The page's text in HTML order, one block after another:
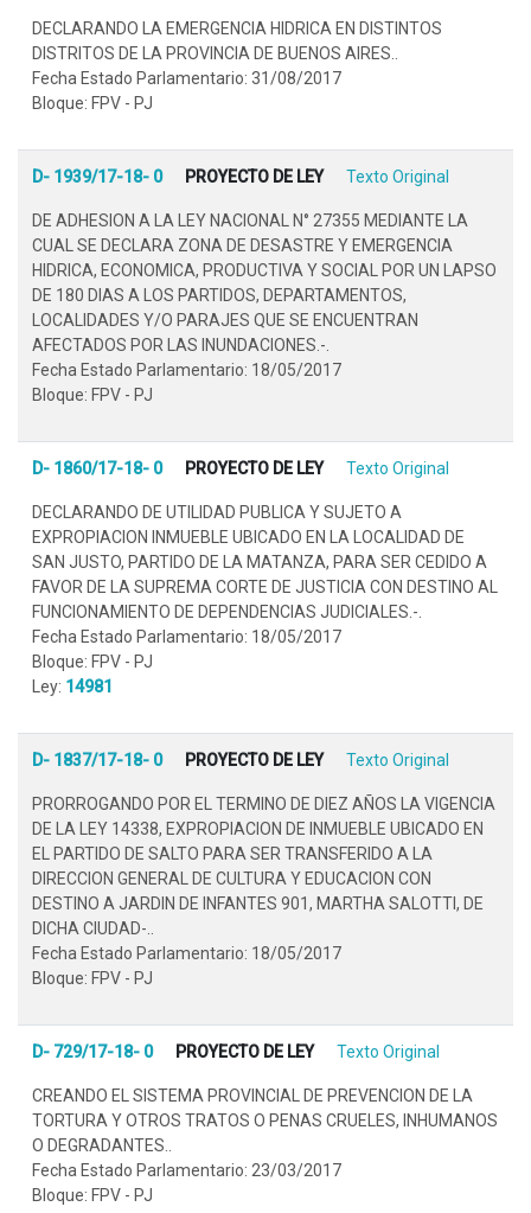
DECLARANDO LA EMERGENCIA HIDRICA EN DISTINTOS
DISTRITOS DE LA PROVINCIA DE BUENOS AIRES..
Fecha Estado Parlamentario: 31/08/2017
Bloque: FPV - PJ
D- 1939/17-18- 0 PROYECTO DE LEY Texto Original
DE ADHESION A LA LEY NACIONAL N° 27355 MEDIANTE LA
CUAL SE DECLARA ZONA DE DESASTRE Y EMERGENCIA
HIDRICA, ECONOMICA, PRODUCTIVA Y SOCIAL POR UN LAPSO
DE 180 DIAS A LOS PARTIDOS, DEPARTAMENTOS,
LOCALIDADES Y/O PARAJES QUE SE ENCUENTRAN
AFECTADOS POR LAS INUNDACIONES.-.
Fecha Estado Parlamentario: 18/05/2017
Bloque: FPV - PJ
D- 1860/17-18- 0 PROYECTO DE LEY Texto Original
DECLARANDO DE UTILIDAD PUBLICA Y SUJETO A
EXPROPIACION INMUEBLE UBICADO EN LA LOCALIDAD DE
SAN JUSTO, PARTIDO DE LA MATANZA, PARA SER CEDIDO A
FAVOR DE LA SUPREMA CORTE DE JUSTICIA CON DESTINO AL
FUNCIONAMIENTO DE DEPENDENCIAS JUDICIALES.-.
Fecha Estado Parlamentario: 18/05/2017
Bloque: FPV - PJ
Ley: 14981
D- 1837/17-18- 0 PROYECTO DE LEY Texto Original
PRORROGANDO POR EL TERMINO DE DIEZ AÑOS LA VIGENCIA
DE LA LEY 14338, EXPROPIACION DE INMUEBLE UBICADO EN
EL PARTIDO DE SALTO PARA SER TRANSFERIDO A LA
DIRECCION GENERAL DE CULTURA Y EDUCACION CON
DESTINO A JARDIN DE INFANTES 901, MARTHA SALOTTI, DE
DICHA CIUDAD-..
Fecha Estado Parlamentario: 18/05/2017
Bloque: FPV - PJ
D- 729/17-18- 0 PROYECTO DE LEY Texto Original
CREANDO EL SISTEMA PROVINCIAL DE PREVENCION DE LA
TORTURA Y OTROS TRATOS O PENAS CRUELES, INHUMANOS
O DEGRADANTES..
Fecha Estado Parlamentario: 23/03/2017
Bloque: FPV - PJ